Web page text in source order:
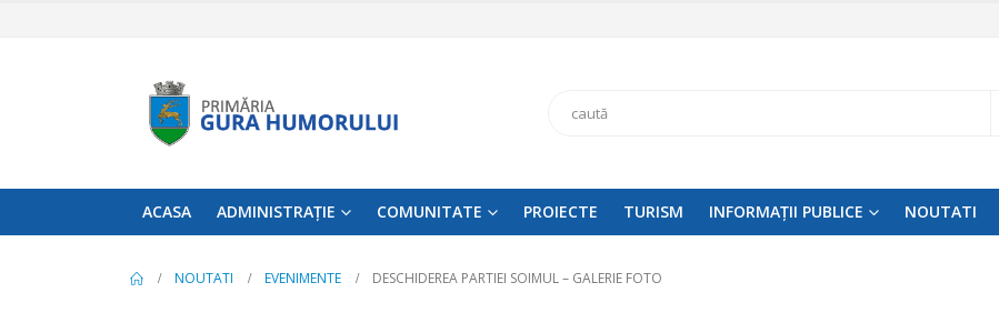
Search
ACASA ADMINISTRAȚIE COMUNITATE PROIECTE TURISM INFORMAȚII PUBLICE NOUTATI
NOUTATI EVENIMENTE DESCHIDEREA PARTIEI SOIMUL – GALERIE FOTO